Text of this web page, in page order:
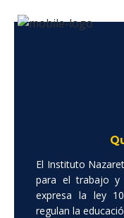
El Instituto
para el trabajo y
expresa la ley
regulan la